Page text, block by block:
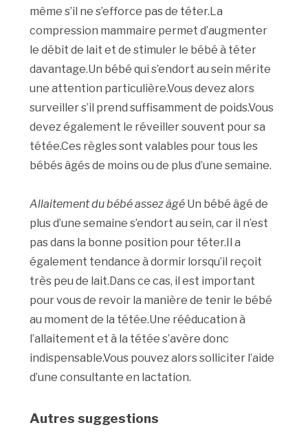
même s’il ne s’efforce pas de téter.La
compression mammaire permet d’augmenter
le débit de lait et de stimuler le bébé à téter
davantage.Un bébé qui s’endort au sein mérite
une attention particulière.Vous devez alors
surveiller s’il prend suffisamment de poids.Vous
devez également le réveiller souvent pour sa
tétée.Ces règles sont valables pour tous les
bébés âgés de moins ou de plus d’une semaine.
Allaitement du bébé assez âgé Un bébé âgé de
plus d’une semaine s’endort au sein, car il n’est
pas dans la bonne position pour téter.Il a
également tendance à dormir lorsqu’il reçoit
très peu de lait.Dans ce cas, il est important
pour vous de revoir la manière de tenir le bébé
au moment de la tétée.Une rééducation à
l’allaitement et à la tétée s’avère donc
indispensable.Vous pouvez alors solliciter l’aide
d’une consultante en lactation.
Autres suggestions